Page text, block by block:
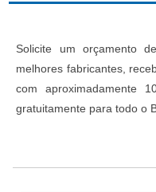
Solicite um orçamento
melhores fabricantes,
com aproximadamente
gratuitamente para todo o